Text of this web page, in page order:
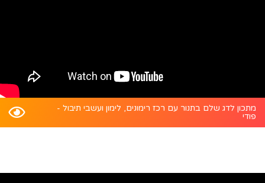
מתכון לדג שלם בתנור עם רכז רימונים, לימון ועשבי תיבול -
פודי